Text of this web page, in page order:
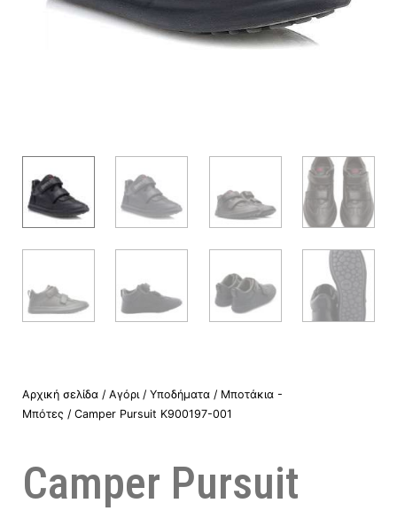
Αρχική σελίδα / Αγόρι / Υποδήματα / Μποτάκια -
Μπότες / Camper Pursuit K900197-001
Camper Pursuit